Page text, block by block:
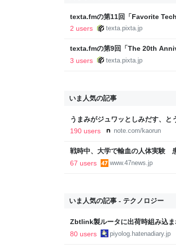
texta.fmの第11回「Favorite
すた
2 users texta.pixta.jp
texta.fmの第9回「The 20th
た
3 users texta.pixta.jp
いま人気の記事
うまみがジュワッとしみだす、
190 users
note.com/kaorun
戦時中、大学で輸血の人体実験
67 users
www.47news.jp
いま人気の記事 - テクノロジー
Zbtlink製ルータに出荷時組み込
piyolog
80 users piyolog.hatenadiary.jp